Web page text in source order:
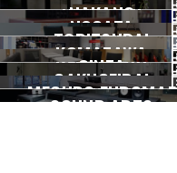
秋葉原
初台
NAKANO
中野
NOGATA
野方
TORITSUDAI
都立大
KOMAZAWA
駒沢
GINZA
銀座
GAKUGEIDAI
学芸大
MEGURO FUDOMAE
SOUND ARTS